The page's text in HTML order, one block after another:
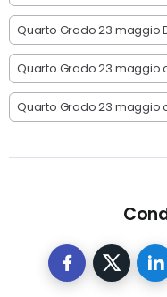
Quarto Grado 23 maggio
Quarto Grado 23 maggio
Quarto Grado 23 maggio